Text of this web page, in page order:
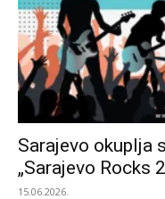
Sarajevo okuplja
„Sarajevo Rocks
15.06.2026.